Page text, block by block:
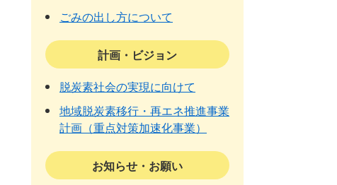
ごみの出し方について
計画・ビジョン
脱炭素社会の実現に向けて
地域脱炭素移行・再エネ推進事業
計画（重点対策加速化事業）
お知らせ・お願い